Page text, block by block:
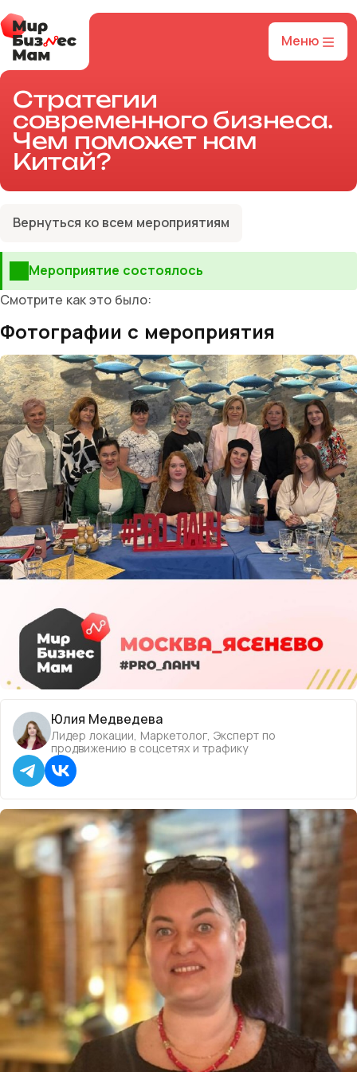
Меню
Стратегии
современного бизнеса.
Чем поможет нам
Китай?
Вернуться ко всем мероприятиям
Мероприятие состоялось
Смотрите как это было:
Фотографии с мероприятия
Юлия Медведева
Лидер локации, Маркетолог, Эксперт по
продвижению в соцсетях и трафику